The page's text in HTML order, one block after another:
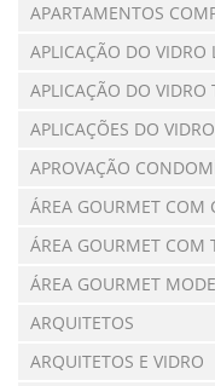
APARTAMENTOS
APLICAÇÃO DO
APLICAÇÃO DO VIDRO
APLICAÇÕES DO
APROVAÇÃO
ÁREA GOURMET COM
ÁREA GOURMET COM
ÁREA GOURMET
ARQUITETOS
ARQUITETOS E VIDRO